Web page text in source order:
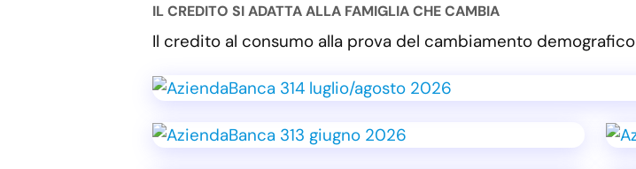
IL CREDITO SI ADATTA ALLA FAMIGLIA CHE CAMBIA
Il credito al consumo alla prova del cambiamento demografico